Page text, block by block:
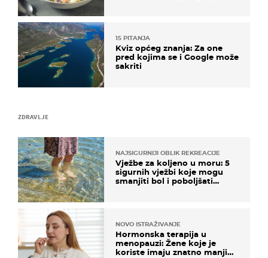
ZDRAVLJE
NAJSIGURNIJI OBLIK REKREACIJE
Vježbe za koljeno u moru: 5
sigurnih vježbi koje mogu
smanjiti bol i poboljšati
NOVO ISTRAŽIVANJE
Hormonska terapija u
menopauzi: Žene koje je
koriste imaju znatno manji
15 PITANJA
Kviz općeg znanja: Za one
pred kojima se i Google može
sakriti